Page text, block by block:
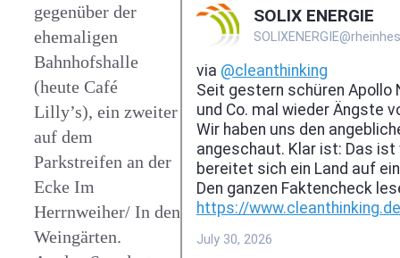
gegenüber der
ehemaligen
Bahnhofshalle
(heute Café
Lilly’s), ein zweiter
auf dem
Parkstreifen an der
Ecke Im
Herrnweiher/ In den
Weingärten.